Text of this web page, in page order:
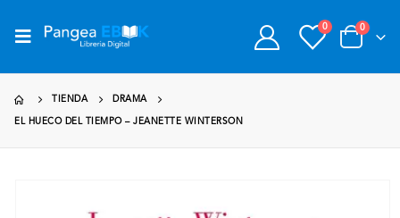
0 0
TIENDA DRAMA
EL HUECO DEL TIEMPO – JEANETTE WINTERSON